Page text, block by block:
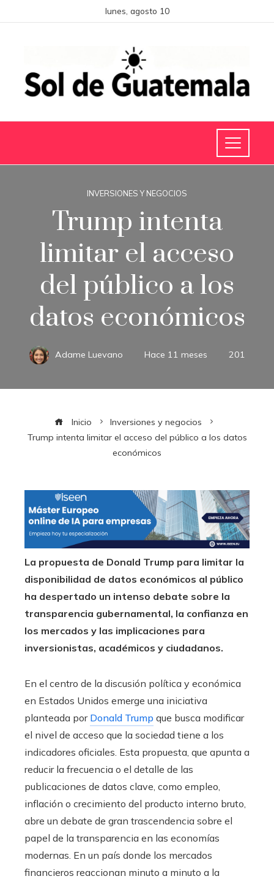
lunes, agosto 10
INVERSIONES Y NEGOCIOS
Trump intenta
limitar el acceso
del público a los
datos económicos
Adame Luevano Hace 11 meses 201
Inicio
Inversiones y negocios
Trump intenta limitar el acceso del público a los datos
económicos
La propuesta de Donald Trump para limitar la
disponibilidad de datos económicos al público
ha despertado un intenso debate sobre la
transparencia gubernamental, la confianza en
los mercados y las implicaciones para
inversionistas, académicos y ciudadanos.
En el centro de la discusión política y económica
en Estados Unidos emerge una iniciativa
planteada por Donald Trump que busca modificar
el nivel de acceso que la sociedad tiene a los
indicadores oficiales. Esta propuesta, que apunta a
reducir la frecuencia o el detalle de las
publicaciones de datos clave, como empleo,
inflación o crecimiento del producto interno bruto,
abre un debate de gran trascendencia sobre el
papel de la transparencia en las economías
modernas. En un país donde los mercados
financieros reaccionan minuto a minuto a la